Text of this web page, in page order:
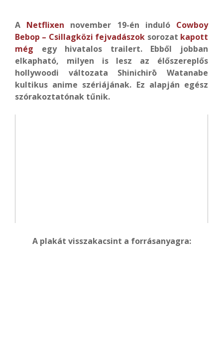
A Netflixen november 19-én induló Cowboy
Bebop – Csillagközi fejvadászok sorozat kapott
még egy hivatalos trailert. Ebből jobban
elkapható, milyen is lesz az élőszereplős
hollywoodi változata Shinichirō Watanabe
kultikus anime szériájának. Ez alapján egész
szórakoztatónak tűnik.
A plakát visszakacsint a forrásanyagra: